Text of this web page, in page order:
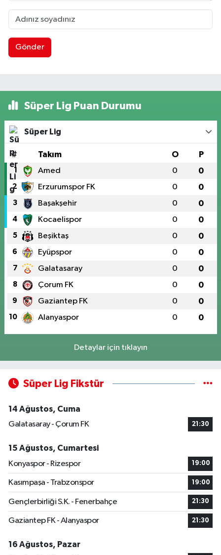
Gönder
Süper Lig Puan Durumu
Süper Lig
# Takım O P
1 Amed 0 0
2 Erzurumspor FK 0 0
3 Başakşehir 0 0
4 Kocaelispor 0 0
5 Beşiktaş 0 0
6 Eyüpspor 0 0
7 Galatasaray 0 0
8 Çorum FK 0 0
9 Gaziantep FK 0 0
10 Alanyaspor 0 0
Detaylar için tıklayın
Süper Lig Fikstür
14 Ağustos, Cuma
Galatasaray - Çorum FK
21:30
15 Ağustos, Cumartesi
Konyaspor - Rizespor
19:00
Kasımpaşa - Trabzonspor 19:00
Gençlerbirliği S.K. - Fenerbahçe 21:30
Gaziantep FK - Alanyaspor 21:30
16 Ağustos, Pazar